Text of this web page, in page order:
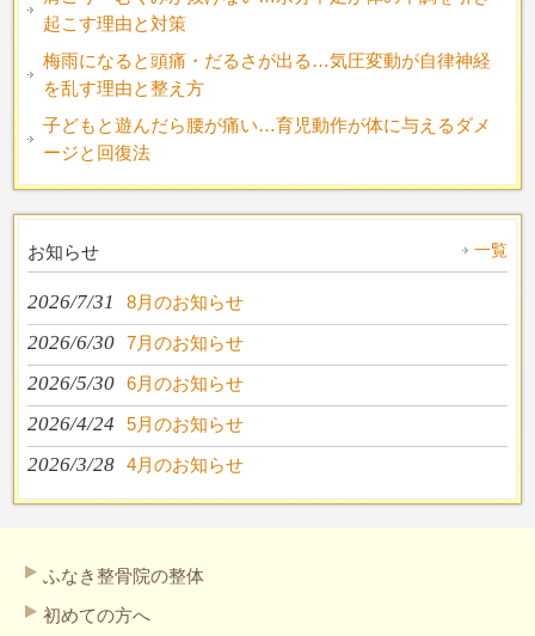
起こす理由と対策
梅雨になると頭痛・だるさが出る…気圧変動が自律神経
を乱す理由と整え方
子どもと遊んだら腰が痛い…育児動作が体に与えるダメ
ージと回復法
お知らせ 一覧
2026/7/31 8月のお知らせ
2026/6/30 7月のお知らせ
2026/5/30 6月のお知らせ
2026/4/24 5月のお知らせ
2026/3/28 4月のお知らせ
ふなき整骨院の整体
初めての方へ